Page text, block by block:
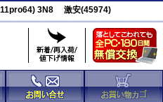
3N8 激安(45974)